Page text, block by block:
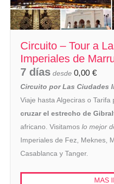
Circuito – Tour a
Imperiales de
7 días desde 0,00 €
Circuito por Las Ciudades
Viaje hasta Algeciras o
cruzar el estrecho de
africano. Visitamos lo mejor
Imperiales de Fez, Meknes,
Casablanca y Tanger.
MAS